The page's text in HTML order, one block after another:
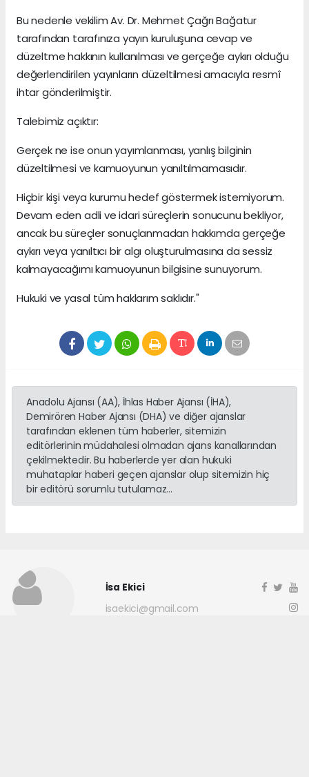
Bu nedenle vekilim Av. Dr. Mehmet Çağrı Bağatur
tarafından tarafınıza yayın kuruluşuna cevap ve
düzeltme hakkının kullanılması ve gerçeğe aykırı olduğu
değerlendirilen yayınların düzeltilmesi amacıyla resmî
ihtar gönderilmiştir.
Talebimiz açıktır:
Gerçek ne ise onun yayımlanması, yanlış bilginin
düzeltilmesi ve kamuoyunun yanıltılmamasıdır.
Hiçbir kişi veya kurumu hedef göstermek istemiyorum.
Devam eden adli ve idari süreçlerin sonucunu bekliyor,
ancak bu süreçler sonuçlanmadan hakkımda gerçeğe
aykırı veya yanıltıcı bir algı oluşturulmasına da sessiz
kalmayacağımı kamuoyunun bilgisine sunuyorum.
Hukuki ve yasal tüm haklarım saklıdır."
Anadolu Ajansı (AA), İhlas Haber Ajansı (İHA),
Demirören Haber Ajansı (DHA) ve diğer ajanslar
tarafından eklenen tüm haberler, sitemizin
editörlerinin müdahalesi olmadan ajans kanallarından
çekilmektedir. Bu haberlerde yer alan hukuki
muhataplar haberi geçen ajanslar olup sitemizin hiç
bir editörü sorumlu tutulamaz...
İsa Ekici
isaekici@gmail.com